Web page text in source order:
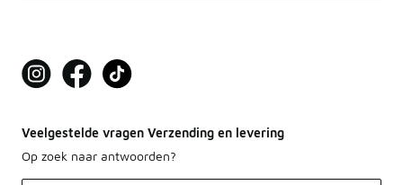
Veelgestelde vragen Verzending en levering
Op zoek naar antwoorden?